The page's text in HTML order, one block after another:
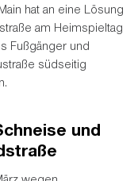
hat an eine Lösung
am Heimspieltag
Fußgänger und
südseitig
und